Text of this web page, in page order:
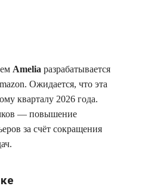
Amelia разрабатывается
Ожидается, что эта
кварталу 2026 года.
— повышение
за счёт сокращения